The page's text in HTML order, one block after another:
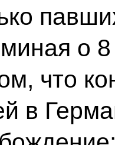
о
что
в